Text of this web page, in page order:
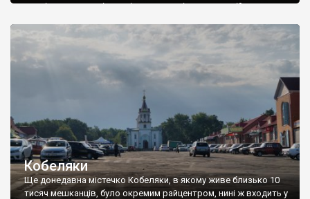
версія, що назва пішла від слова «опішитися» – зійти з коня
Опішня – то уже радянське пристосоване слово. Російською
мовою взагалі Опошня […]
Кобеляки
Ще донедавна містечко Кобеляки, в якому живе близько 10
тисяч мешканців, було окремим райцентром, нині ж входить у